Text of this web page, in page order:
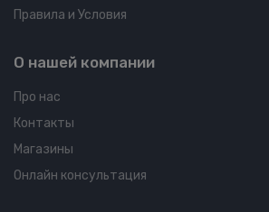
Правила и Условия
О нашей компании
Про нас
Контакты
Магазины
Онлайн консультация